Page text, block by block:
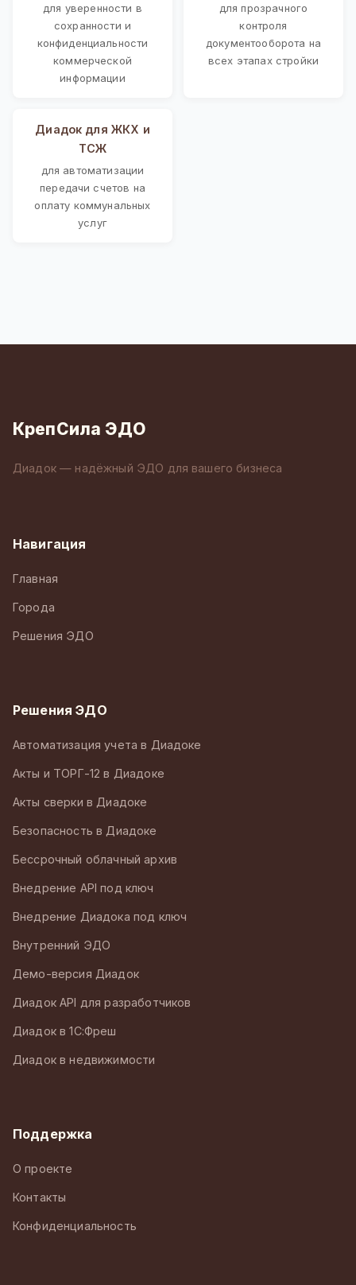
для уверенности в
сохранности и
конфиденциальности
коммерческой
информации
для прозрачного
контроля
документооборота на
всех этапах стройки
Диадок для ЖКХ и
ТСЖ
для автоматизации
передачи счетов на
оплату коммунальных
услуг
КрепСила ЭДО
Диадок — надёжный ЭДО для вашего бизнеса
Навигация
Главная
Города
Решения ЭДО
Решения ЭДО
Автоматизация учета в Диадоке
Акты и ТОРГ-12 в Диадоке
Акты сверки в Диадоке
Безопасность в Диадоке
Бессрочный облачный архив
Внедрение API под ключ
Внедрение Диадока под ключ
Внутренний ЭДО
Демо-версия Диадок
Диадок API для разработчиков
Диадок в 1С:Фреш
Диадок в недвижимости
Поддержка
О проекте
Контакты
Конфиденциальность